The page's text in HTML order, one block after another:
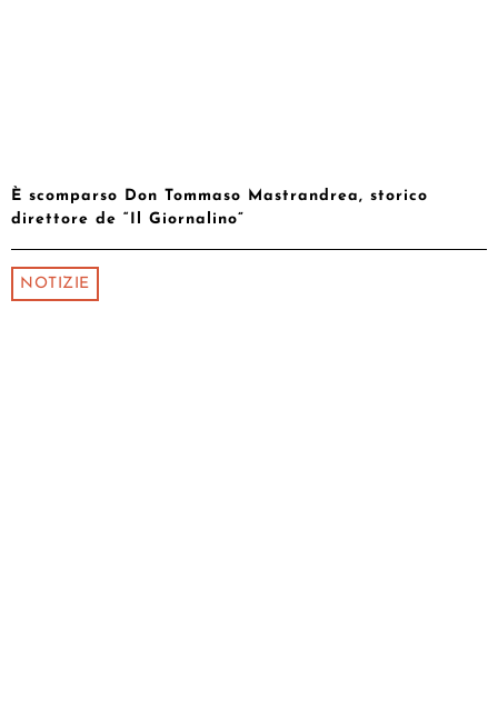
È scomparso Don Tommaso Mastrandrea, storico
direttore de “Il Giornalino”
NOTIZIE